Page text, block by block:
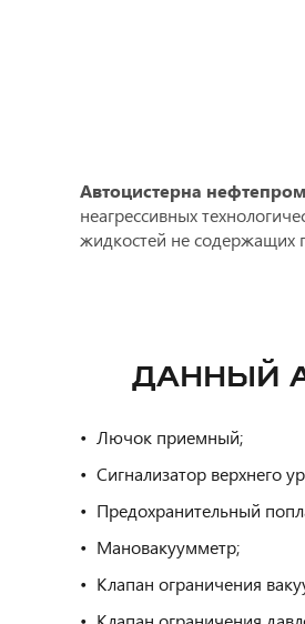
Автоцистерна
неагрессивных
жидкостей не содержащих
ДАННЫЙ
Лючок приемный;
Сигнализатор верхнего
Предохранительный
Мановакуумметр;
Клапан ограничения